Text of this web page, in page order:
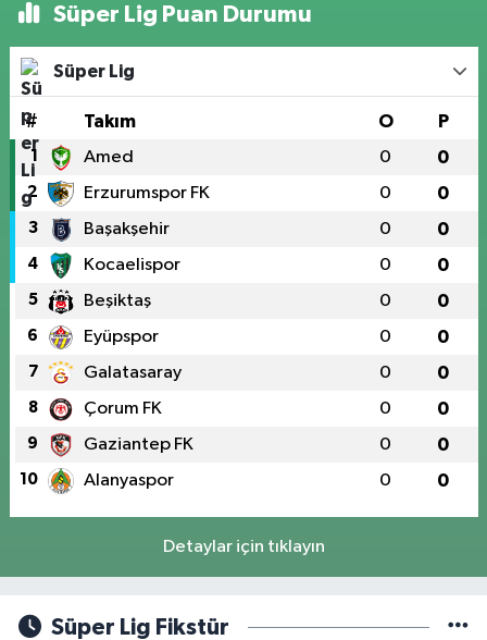
Süper Lig Puan Durumu
Süper Lig
# Takım O P
1 Amed 0 0
2 Erzurumspor FK 0 0
3 Başakşehir 0 0
4 Kocaelispor 0 0
5 Beşiktaş 0 0
6 Eyüpspor 0 0
7 Galatasaray 0 0
8 Çorum FK 0 0
9 Gaziantep FK 0 0
10 Alanyaspor 0 0
Detaylar için tıklayın
Süper Lig Fikstür